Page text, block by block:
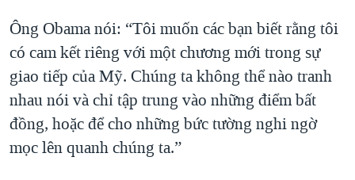
Ông Obama nói: “Tôi muốn các bạn biết rằng tôi
có cam kết riêng với một chương mới trong sự
giao tiếp của Mỹ. Chúng ta không thể nào tranh
nhau nói và chỉ tập trung vào những điểm bất
đồng, hoặc để cho những bức tường nghi ngờ
mọc lên quanh chúng ta.”